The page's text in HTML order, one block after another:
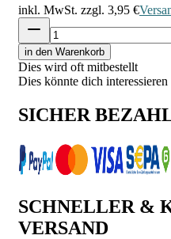
inkl. MwSt. zzgl. 3,95 €
in den Warenkorb
Dies wird oft mitbestellt
Dies könnte dich interessieren
SICHER
SCHNELLER &
VERSAND